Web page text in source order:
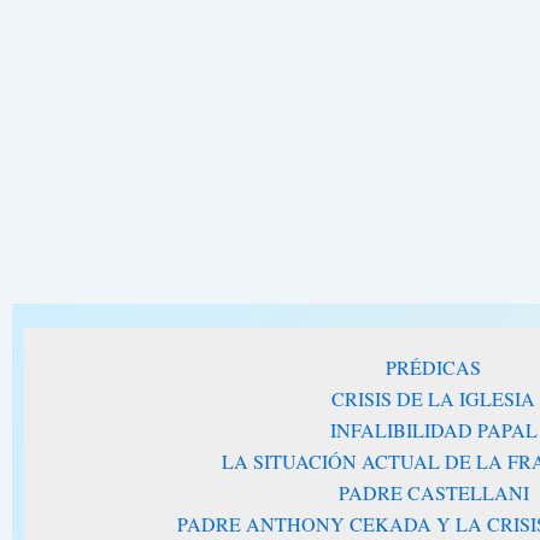
PRÉDICAS
CRISIS DE LA IGLESIA
INFALIBILIDAD PAPAL
LA SITUACIÓN ACTUAL DE LA
PADRE CASTELLANI
PADRE ANTHONY CEKADA Y LA